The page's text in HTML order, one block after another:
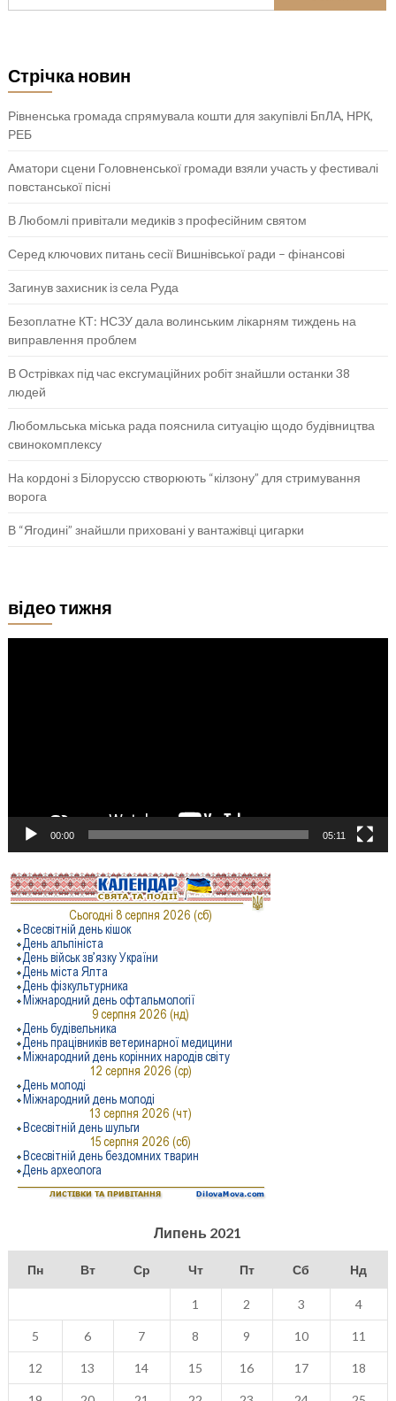
Стрічка новин
Рівненська громада спрямувала кошти для закупівлі БпЛА, НРК,
РЕБ
Аматори сцени Головненської громади взяли участь у фестивалі
повстанської пісні
В Любомлі привітали медиків з професійним святом
Серед ключових питань сесії Вишнівської ради – фінансові
Загинув захисник із села Руда
Безоплатне КТ: НСЗУ дала волинським лікарням тиждень на
виправлення проблем
В Острівках під час ексгумаційних робіт знайшли останки 38
людей
Любомльська міська рада пояснила ситуацію щодо будівництва
свинокомплексу
На кордоні з Білоруссю створюють “кілзону” для стримування
ворога
В “Ягодині” знайшли приховані у вантажівці цигарки
відео тижня
00:00 05:11
Липень 2021
Пн Вт Ср Чт Пт Сб Нд
1 2 3 4
5 6 7 8 9 10 11
12 13 14 15 16 17 18